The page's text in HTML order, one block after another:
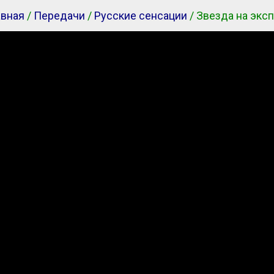
/ Передачи / Русские сенсации / Звезда на